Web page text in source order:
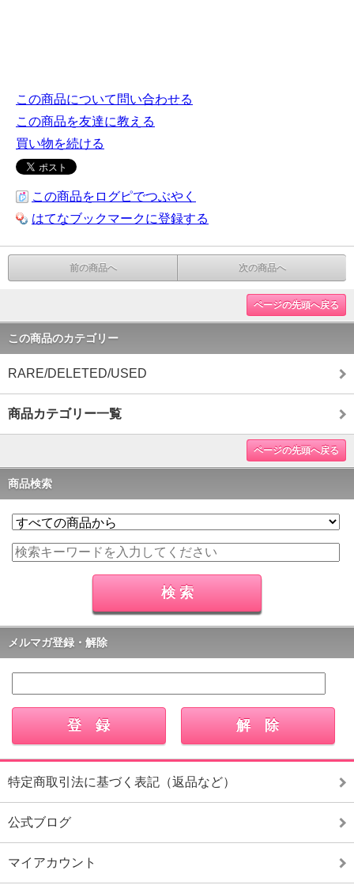
この商品について問い合わせる
この商品を友達に教える
買い物を続ける
この商品をログピでつぶやく
はてなブックマークに登録する
前の商品へ 次の商品へ
ページの先頭へ戻る
この商品のカテゴリー
RARE/DELETED/USED
商品カテゴリー一覧
ページの先頭へ戻る
商品検索
メルマガ登録・解除
特定商取引法に基づく表記（返品など）
公式ブログ
マイアカウント